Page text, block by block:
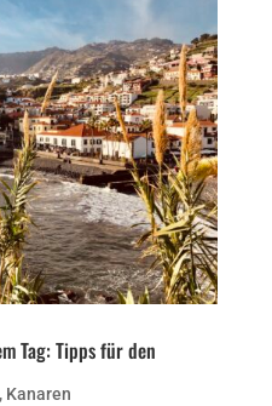
Tag: Tipps für den
Kanaren